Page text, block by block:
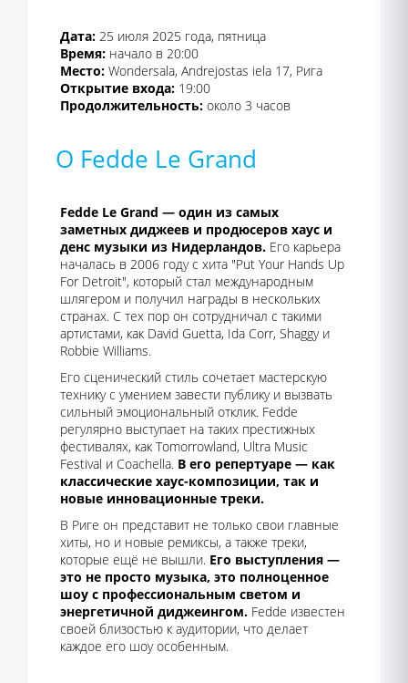
Дата: 25 июля 2025 года, пятница
Время: начало в 20:00
Место: Wondersala, Andrejostas iela 17, Рига
Открытие входа: 19:00
Продолжительность: около 3 часов
О Fedde Le Grand
Fedde Le Grand — один из самых
заметных диджеев и продюсеров хаус и
денс музыки из Нидерландов. Его карьера
началась в 2006 году с хита "Put Your Hands Up
For Detroit", который стал международным
шлягером и получил награды в нескольких
странах. С тех пор он сотрудничал с такими
артистами, как David Guetta, Ida Corr, Shaggy и
Robbie Williams.
Его сценический стиль сочетает мастерскую
технику с умением завести публику и вызвать
сильный эмоциональный отклик. Fedde
регулярно выступает на таких престижных
фестивалях, как Tomorrowland, Ultra Music
Festival и Coachella. В его репертуаре — как
классические хаус-композиции, так и
новые инновационные треки.
В Риге он представит не только свои главные
хиты, но и новые ремиксы, а также треки,
которые ещё не вышли. Его выступления —
это не просто музыка, это полноценное
шоу с профессиональным светом и
энергетичной диджеингом. Fedde известен
своей близостью к аудитории, что делает
каждое его шоу особенным.